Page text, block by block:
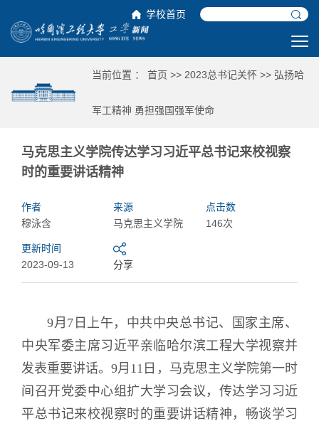
学校首页
当前位置 ： 首页 >> 2023总书记关怀 >> 弘扬哈
军工精神 勇担强国强军使命
马克思主义学院传达学习习近平总书记来校视察
时的重要讲话精神
作者
穆泳含
来源
马克思主义学院
点击数
146次
更新时间
2023-09-13
分享
9月7日上午，中共中央总书记、国家主席、
中央军委主席习近平亲临哈尔滨工程大学视察并
发表重要讲话。9月11日，马克思主义学院第一时
间召开党委中心组扩大学习会议，传达学习习近
平总书记来校视察时的重要讲话精神，畅谈学习